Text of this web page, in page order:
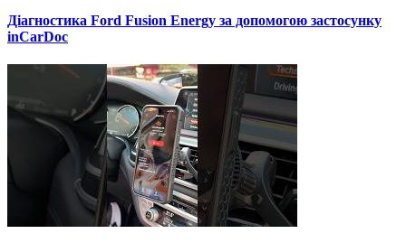
Діагностика Ford Fusion Energy за допомогою застосунку
inCarDoc